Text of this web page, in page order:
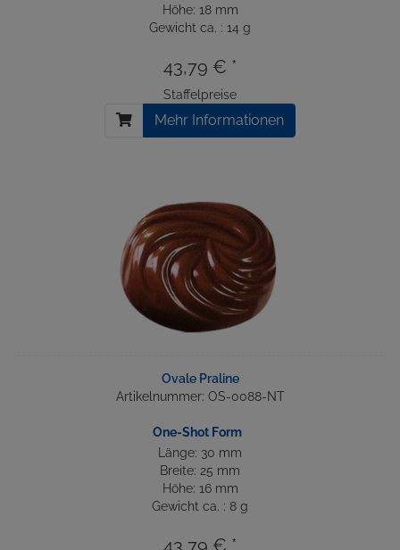
Höhe: 18 mm
Gewicht ca. : 14 g
43,79 € *
Staffelpreise
Mehr Informationen
Ovale Praline
Artikelnummer: OS-0088-NT
One-Shot Form
Länge: 30 mm
Breite: 25 mm
Höhe: 16 mm
Gewicht ca. : 8 g
43,79 € *